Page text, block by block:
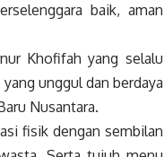
baik, aman
Khofifah yang selalu
unggul dan berdaya
Nusantara.
fisik dengan sembilan